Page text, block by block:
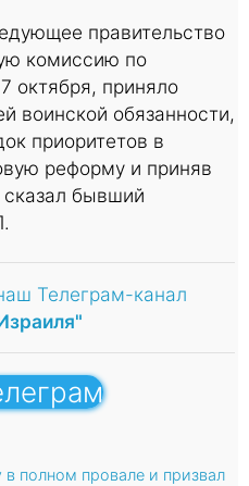
правительство
комиссию по
октября, приняло
воинской обязанности,
приоритетов в
реформу и приняв
бывший
Телеграм-канал
в полном провале и призвал